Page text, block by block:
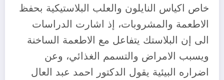
خاص اكياس النايلون والعلب البلاستيكية بحفظ
الاطعمة والمشروبات، إذ اشارت الدراسات
الى إن البلاستك يتفاعل مع الاطعمة الساخنة
ويسبب الامراض والتسمم الغذائي، وعن
اضراره البيئية يقول الدكتور احمد عبد العال